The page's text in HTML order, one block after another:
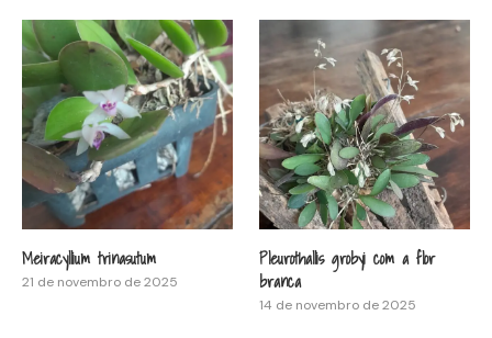
Meiracyllium trinasutum
21 de novembro de 2025
Pleurothallis grobyi com a flor
branca
14 de novembro de 2025